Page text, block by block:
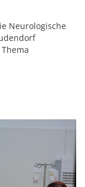
Neurologische